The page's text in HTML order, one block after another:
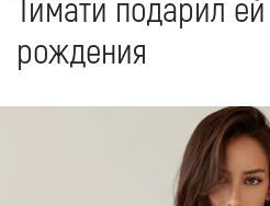
Тимати подарил
рождения